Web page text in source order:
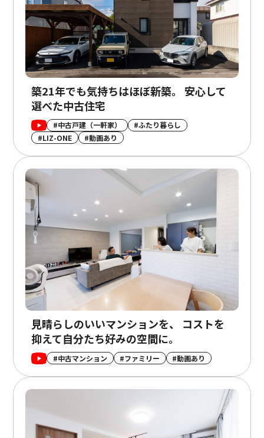
築21年でも気持ちはほぼ新築。 安心して
選べた中古住宅
#中古戸建（一軒家）
#ふたり暮らし
#LIZ-ONE
#動画あり
見晴らしのいいマンションを、 コストを
抑えて自分たち好みの空間に。
#中古マンション #ファミリー #動画あり